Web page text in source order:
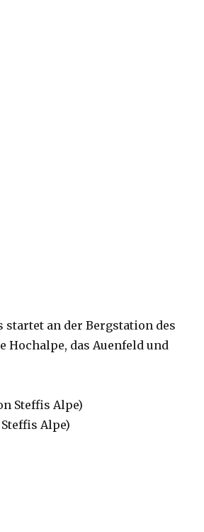
an der Bergstation des
Hochalpe, das Auenfeld und
Steffis Alpe)
Alpe)